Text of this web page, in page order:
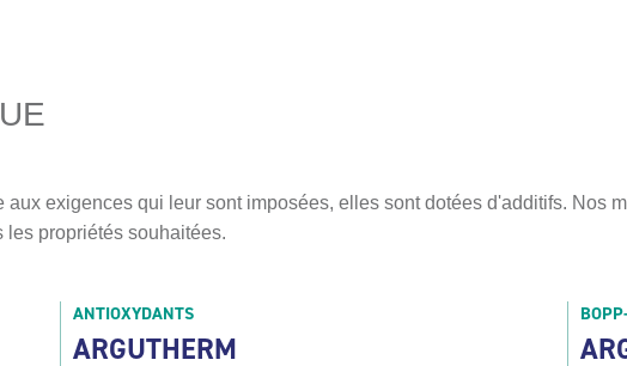
exigences qui leur sont imposées, elles sont dotées d'additifs. Nos
propriétés souhaitées.
ANTIOXYDANTS
ARGUTHERM